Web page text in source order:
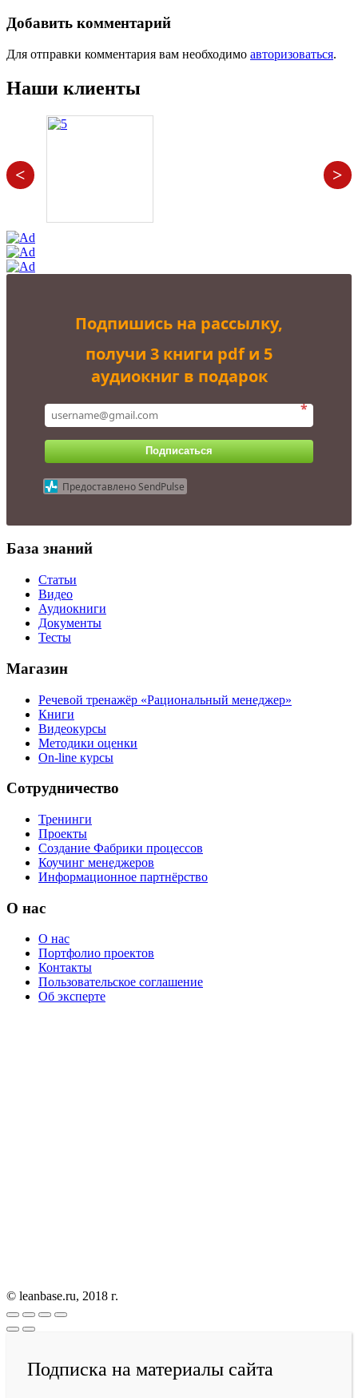
Добавить комментарий
Для отправки комментария вам необходимо авторизоваться.
Наши клиенты
< >
Подпишись на рассылку,
получи 3 книги pdf и 5
аудиокниг в подарок
*
Подписаться
Предоставлено SendPulse
База знаний
Статьи
Видео
Аудиокниги
Документы
Тесты
Магазин
Речевой тренажёр «Рациональный менеджер»
Книги
Видеокурсы
Методики оценки
On-line курсы
Сотрудничество
Тренинги
Проекты
Создание Фабрики процессов
Коучинг менеджеров
Информационное партнёрство
О нас
О нас
Портфолио проектов
Контакты
Пользовательское соглашение
Об эксперте
© leanbase.ru, 2018 г.
Подписка на материалы сайта